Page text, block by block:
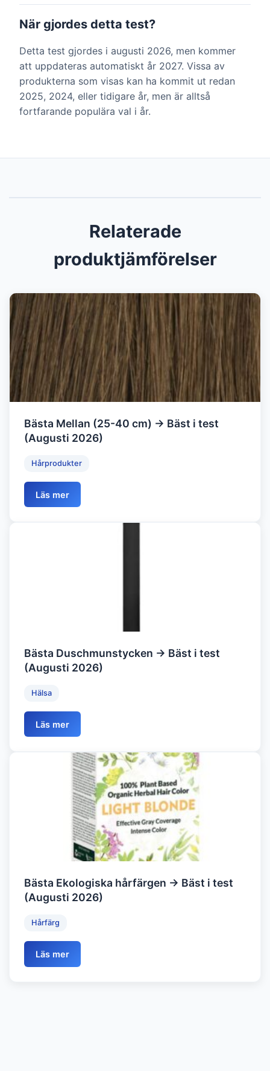
När gjordes detta test?
Detta test gjordes i augusti 2026, men kommer
att uppdateras automatiskt år 2027. Vissa av
produkterna som visas kan ha kommit ut redan
2025, 2024, eller tidigare år, men är alltså
fortfarande populära val i år.
Relaterade
produktjämförelser
Bästa Mellan (25-40 cm) → Bäst i test
(Augusti 2026)
Hårprodukter
Läs mer
Bästa Duschmunstycken → Bäst i test
(Augusti 2026)
Hälsa
Läs mer
Bästa Ekologiska hårfärgen → Bäst i test
(Augusti 2026)
Hårfärg
Läs mer